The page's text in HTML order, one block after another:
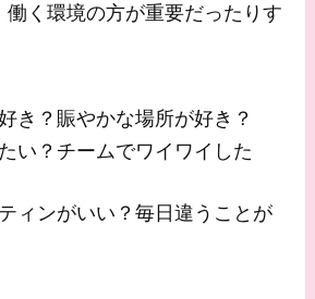
働く環境の方が重要だったりす
き？賑やかな場所が好き？
い？チームでワイワイした
ィンがいい？毎日違うことが